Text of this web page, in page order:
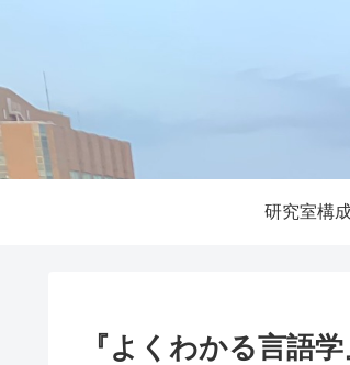
研究室構
『よくわかる言語